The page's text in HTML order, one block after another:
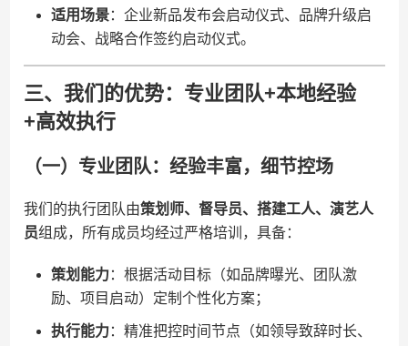
​适用场景​​：企业新品发布会启动仪式、品牌升级启
动会、战略合作签约启动仪式。
三、我们的优势：专业团队+本地经验
+高效执行
（一）专业团队：经验丰富，细节控场
我们的执行团队由​​策划师、督导员、搭建工人、演艺人
员​​组成，所有成员均经过严格培训，具备：
​策划能力​​：根据活动目标（如品牌曝光、团队激
励、项目启动）定制个性化方案；
​执行能力​​：精准把控时间节点（如领导致辞时长、